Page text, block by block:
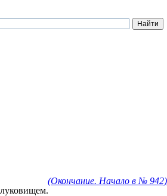
(Окончание. Начало в № 942)